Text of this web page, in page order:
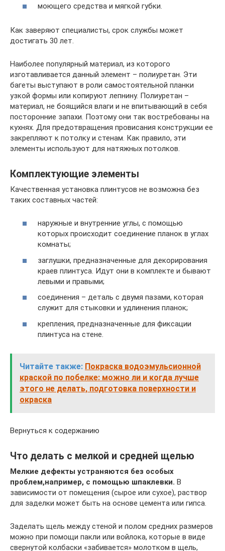
моющего средства и мягкой губки.
Как заверяют специалисты, срок службы может
достигать 30 лет.
Наиболее популярный материал, из которого
изготавливается данный элемент – полиуретан. Эти
багеты выступают в роли самостоятельной планки
узкой формы или копируют лепнину. Полиуретан –
материал, не боящийся влаги и не впитывающий в себя
посторонние запахи. Поэтому они так востребованы на
кухнях. Для предотвращения провисания конструкции ее
закрепляют к потолку и стенам. Как правило, эти
элементы используют для натяжных потолков.
Комплектующие элементы
Качественная установка плинтусов не возможна без
таких составных частей:
наружные и внутренние углы, с помощью
которых происходит соединение планок в углах
комнаты;
заглушки, предназначенные для декорирования
краев плинтуса. Идут они в комплекте и бывают
левыми и правыми;
соединения – деталь с двумя пазами, которая
служит для стыковки и удлинения планок;
крепления, предназначенные для фиксации
плинтуса на стене.
Читайте также: Покраска водоэмульсионной
краской по побелке: можно ли и когда лучше
этого не делать, подготовка поверхности и
окраска
Вернуться к содержанию
Что делать с мелкой и средней щелью
Мелкие дефекты устраняются без особых
проблем,например, с помощью шпаклевки. В
зависимости от помещения (сырое или сухое), раствор
для заделки может быть на основе цемента или гипса.
Заделать щель между стеной и полом средних размеров
можно при помощи пакли или войлока, которые в виде
свернутой колбаски «забивается» молотком в щель,